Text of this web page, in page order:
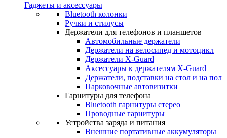
Гаджеты и аксессуары
Bluetooth колонки
Ручки и стилусы
Держатели для телефонов и планшетов
Автомобильные держатели
Держатели на велосипед и мотоцикл
Держатели X-Guard
Аксессуары к держателям X-Guard
Держатели, подставки на стол и на пол
Парковочные автовизитки
Гарнитуры для телефона
Bluetooth гарнитуры стерео
Проводные гарнитуры
Устройства заряда и питания
Внешние портативные аккумуляторы